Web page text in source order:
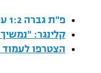
הצטרפות לחבילת
פ"ת גברה 1:2 על הפועל ת"א
קלינגר:
הצטרפו לעמוד